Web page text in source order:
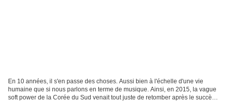
En 10 années, il s'en passe des choses. Aussi bien à l'échelle d'une vie
humaine que si nous parlons en terme de musique. Ainsi, en 2015, la vague
soft power de la Corée du Sud venait tout juste de retomber après le succès